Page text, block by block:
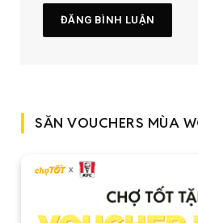
SĂN VOUCHERS MÙA